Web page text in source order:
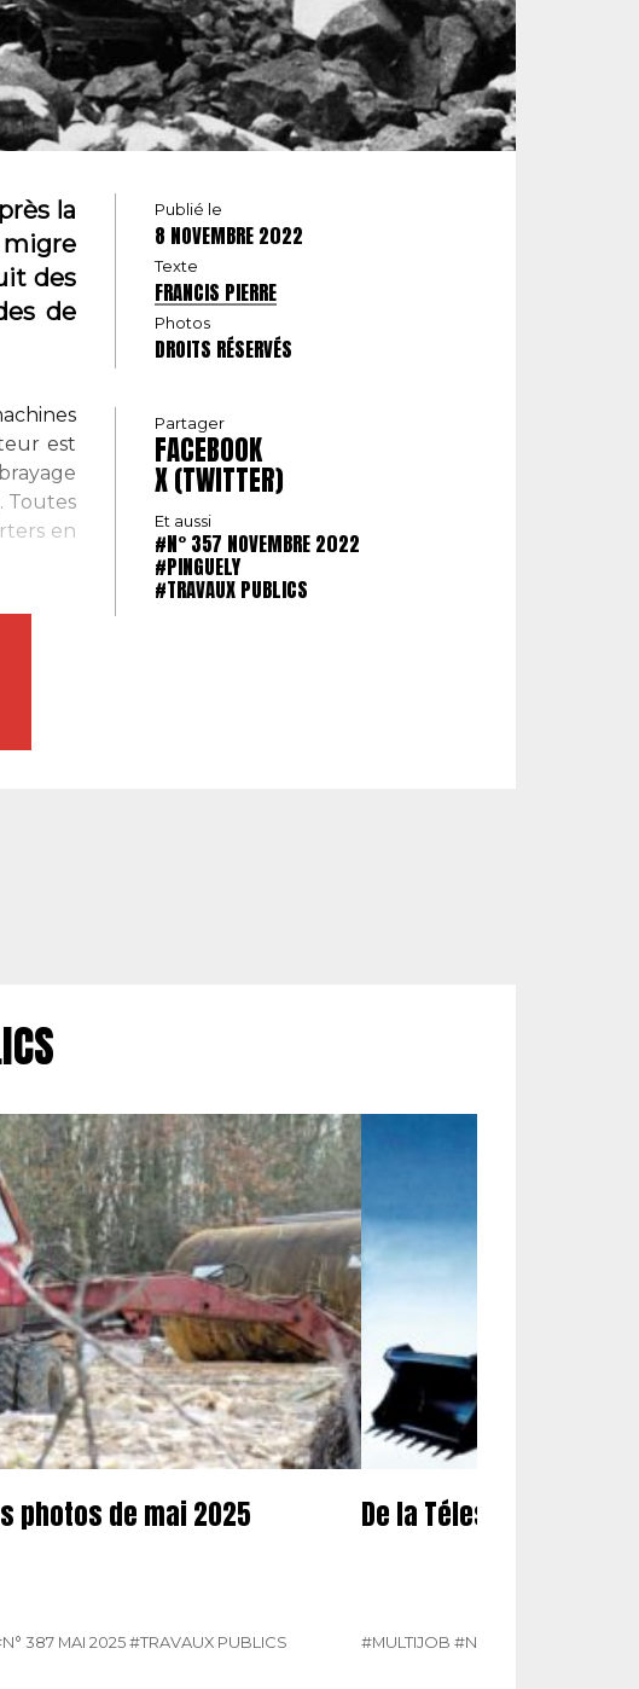
la
migre
des
de
est
Toutes
en
Publié le
8 NOVEMBRE 2022
Texte
FRANCIS PIERRE
Photos
DROITS RÉSERVÉS
Partager
FACEBOOK
X (TWITTER)
Et aussi
#N° 357 NOVEMBRE 2022
#PINGUELY
#TRAVAUX PUBLICS
photos de mai 2025
387 MAI 2025#TRAVAUX PUBLICS
De la Télescopelle à la
#MULTIJOB #N° 386 AVRIL 2025